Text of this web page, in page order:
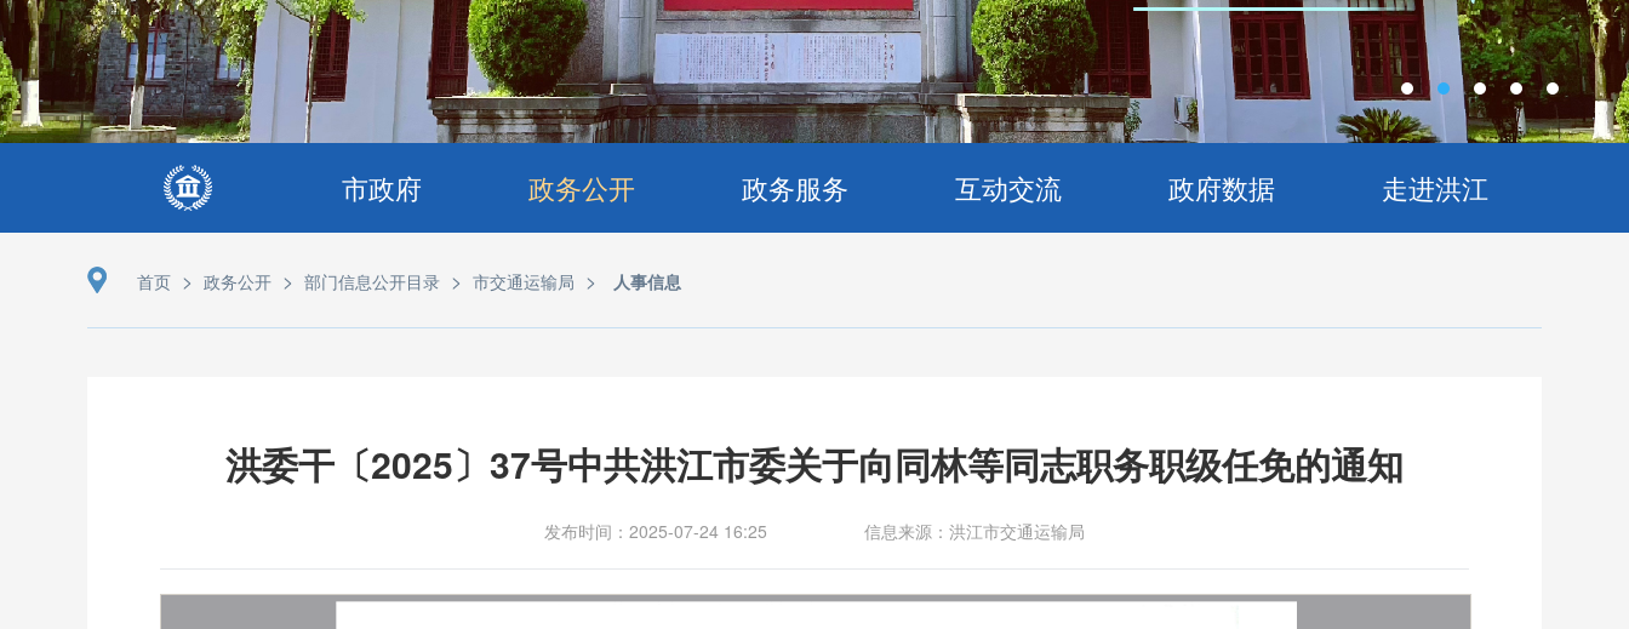
市政府 政务公开 政务服务 互动交流 政府数据 走进洪江
首页 > 政务公开 > 部门信息公开目录 > 市交通运输局 > 人事信息
洪委干〔2025〕37号中共洪江市委关于向同林等同志职务职级任免的通知
发布时间：2025-07-24 16:25 信息来源：洪江市交通运输局